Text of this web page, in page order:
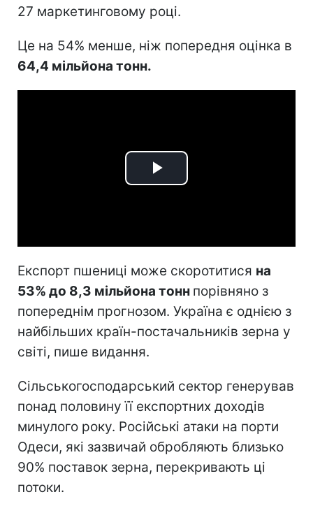
27 маркетинговому році.
Це на 54% менше, ніж попередня оцінка в
64,4 мільйона тонн.
Play
Експорт пшениці може скоротитися на
53% до 8,3 мільйона тонн порівняно з
попереднім прогнозом. Україна є однією з
найбільших країн-постачальників зерна у
світі, пише видання.
Сільськогосподарський сектор генерував
понад половину її експортних доходів
минулого року. Російські атаки на порти
Одеси, які зазвичай обробляють близько
90% поставок зерна, перекривають ці
потоки.